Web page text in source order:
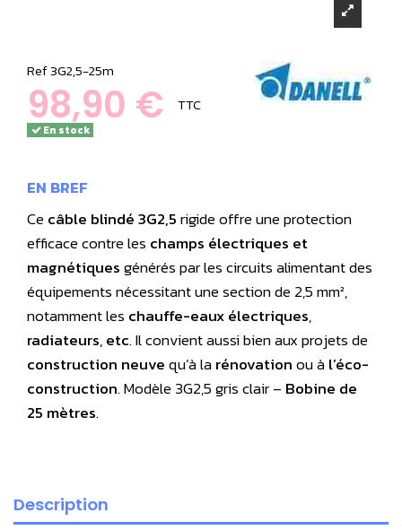
Ref3G2,5-25m
98,90 € TTC
En stock
EN BREF
Cecâble blindé3G2,5rigide offre une protection
efficace contre les champs électriques et
magnétiquesgénérés par les circuits alimentant des
équipements nécessitant une section de 2,5 mm²,
notamment les chauffe-eaux électriques,
radiateurs,etc. Il convient aussi bien aux projets de
construction neuvequ’à larénovationou àl’éco-
construction. Modèle 3G2,5 gris clair – Bobine de
25 mètres.
Description